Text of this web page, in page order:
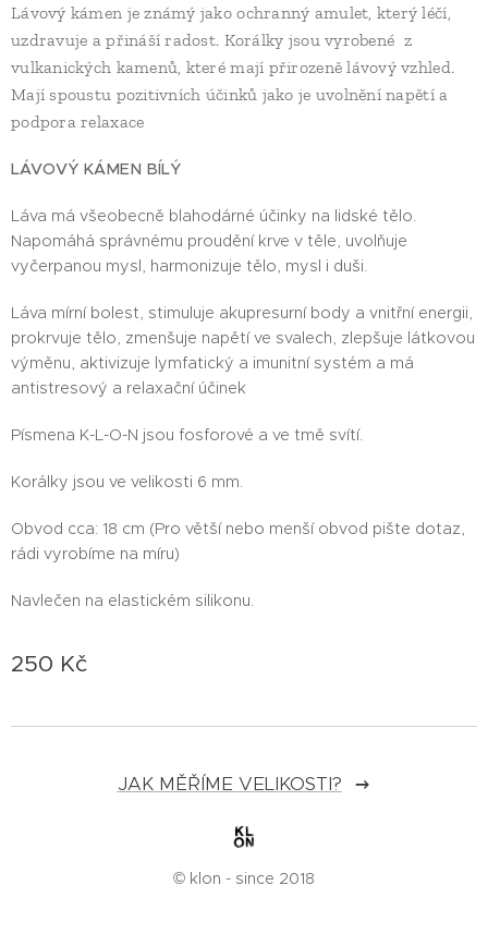
Lávový kámen je známý jako ochranný amulet, který léčí,
uzdravuje a přináší radost. Korálky jsou vyrobené z
vulkanických kamenů, které mají přirozeně lávový vzhled.
Mají spoustu pozitivních účinků jako je uvolnění napětí a
podpora relaxace
LÁVOVÝ KÁMEN BÍLÝ
Láva má všeobecně blahodárné účinky na lidské tělo.
Napomáhá správnému proudění krve v těle, uvolňuje
vyčerpanou mysl, harmonizuje tělo, mysl i duši.
Láva mírní bolest, stimuluje akupresurní body a vnitřní energii,
prokrvuje tělo, zmenšuje napětí ve svalech, zlepšuje látkovou
výměnu, aktivizuje lymfatický a imunitní systém a má
antistresový a relaxační účinek
Písmena K-L-O-N jsou fosforové a ve tmě svítí.
Korálky jsou ve velikosti 6 mm.
Obvod cca: 18 cm (Pro větší nebo menší obvod pište dotaz,
rádi vyrobíme na míru)
Navlečen na elastickém silikonu.
250 Kč
JAK MĚŘÍME VELIKOSTI?
© klon - since 2018